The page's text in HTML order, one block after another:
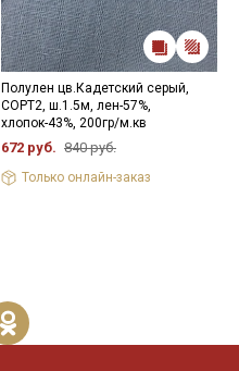
Полулен цв.Кадетский серый,
СОРТ2, ш.1.5м, лен-57%,
хлопок-43%, 200гр/м.кв
672 руб. 840 руб.
Только онлайн-заказ